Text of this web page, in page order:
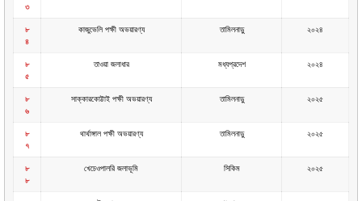
৩
৮
৪
কাজুভেলি পক্ষী অভয়ারণ্য তামিলনাড়ু ২০২৪
৮
৫
তাওয়া জলাধার মধ্যপ্রদেশ ২০২৪
৮
৬
সাক্কারকোট্টাই পক্ষী অভয়ারণ্য তামিলনাড়ু ২০২৫
৮
৭
থার্থাঙ্গাল পক্ষী অভয়ারণ্য তামিলনাড়ু ২০২৫
৮
৮
খেচেওপালরি জলাভূমি সিকিম ২০২৫